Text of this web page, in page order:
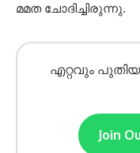
മമത ചോദിച്ചിരുന്നു.
എറ്റവും
Join